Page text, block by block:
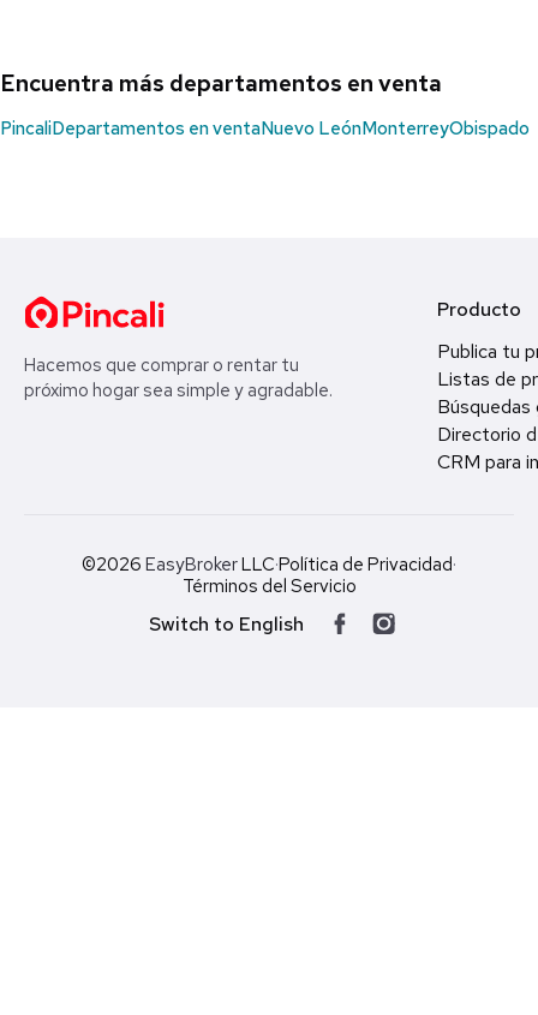
Encuentra más departamentos en venta
PincaliDepartamentos en ventaNuevo LeónMonterreyObispado
Hacemos que comprar o rentar tu
próximo hogar sea simple y agradable.
Producto
Publica tu
Listas de
Búsquedas
Directorio
CRM para
©2026 EasyBrokerLLC·Política de Privacidad·
Términos del Servicio
Switch to English